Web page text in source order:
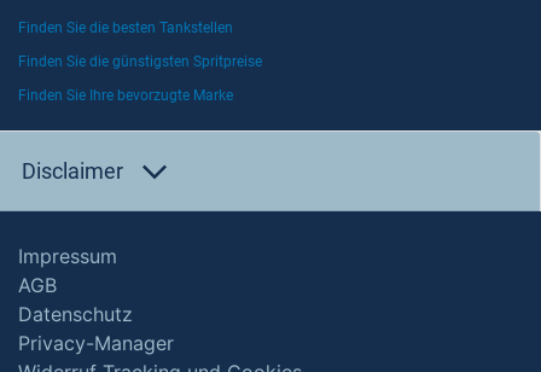
Finden Sie die besten Tankstellen
Finden Sie die günstigsten Spritpreise
Finden Sie Ihre bevorzugte Marke
Disclaimer
Impressum
AGB
Datenschutz
Privacy-Manager